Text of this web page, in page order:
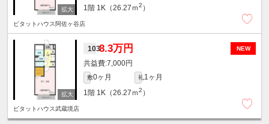
1階 1K（26.27ｍ2 ）
ピタットハウス阿佐ヶ谷店
NEW
1038.3万円
7,000円
敷0ヶ月 礼1ヶ月
1階 1K（26.27ｍ2 ）
ピタットハウス武蔵境店